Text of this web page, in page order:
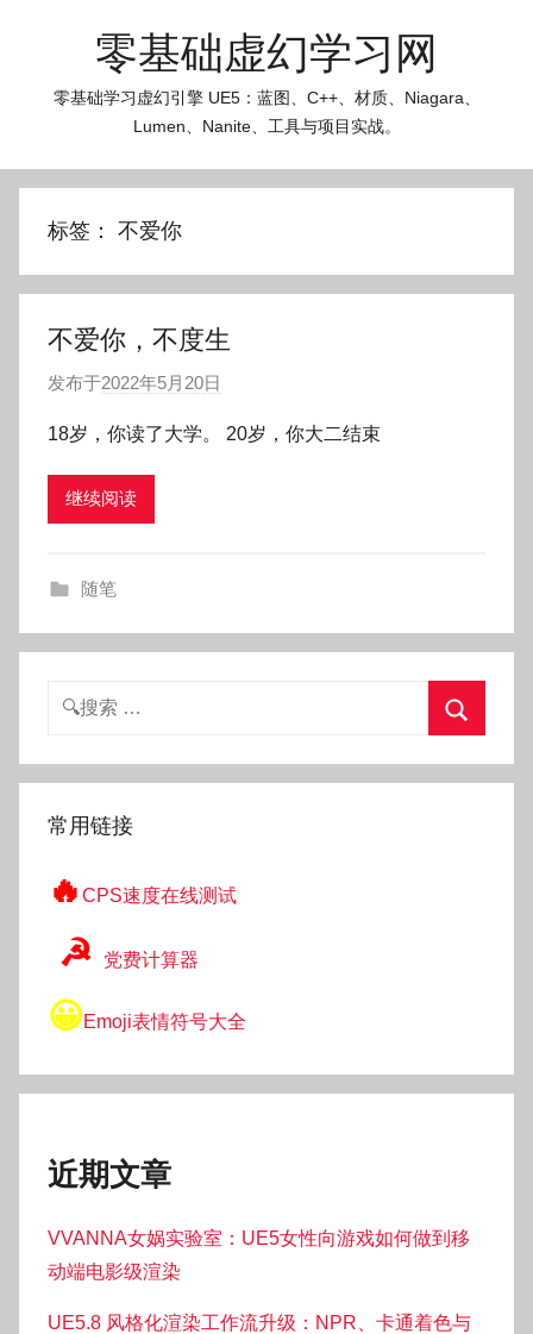
零基础虚幻学习网
零基础学习虚幻引擎 UE5：蓝图、C++、材质、Niagara、
Lumen、Nanite、工具与项目实战。
标签： 不爱你
不爱你，不度生
发布于2022年5月20日
o
18岁，你读了大学。 20岁，你大二结束
继续阅读
随笔
搜
索
常用链接
🔥 CPS速度在线测试
☭ 党费计算器
😀Emoji表情符号大全
近期文章
VVANNA女娲实验室：UE5女性向游戏如何做到移
动端电影级渲染
UE5.8 风格化渲染工作流升级：NPR、卡通着色与